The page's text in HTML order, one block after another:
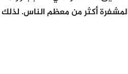
أكثر من معظم الناس. لذلك